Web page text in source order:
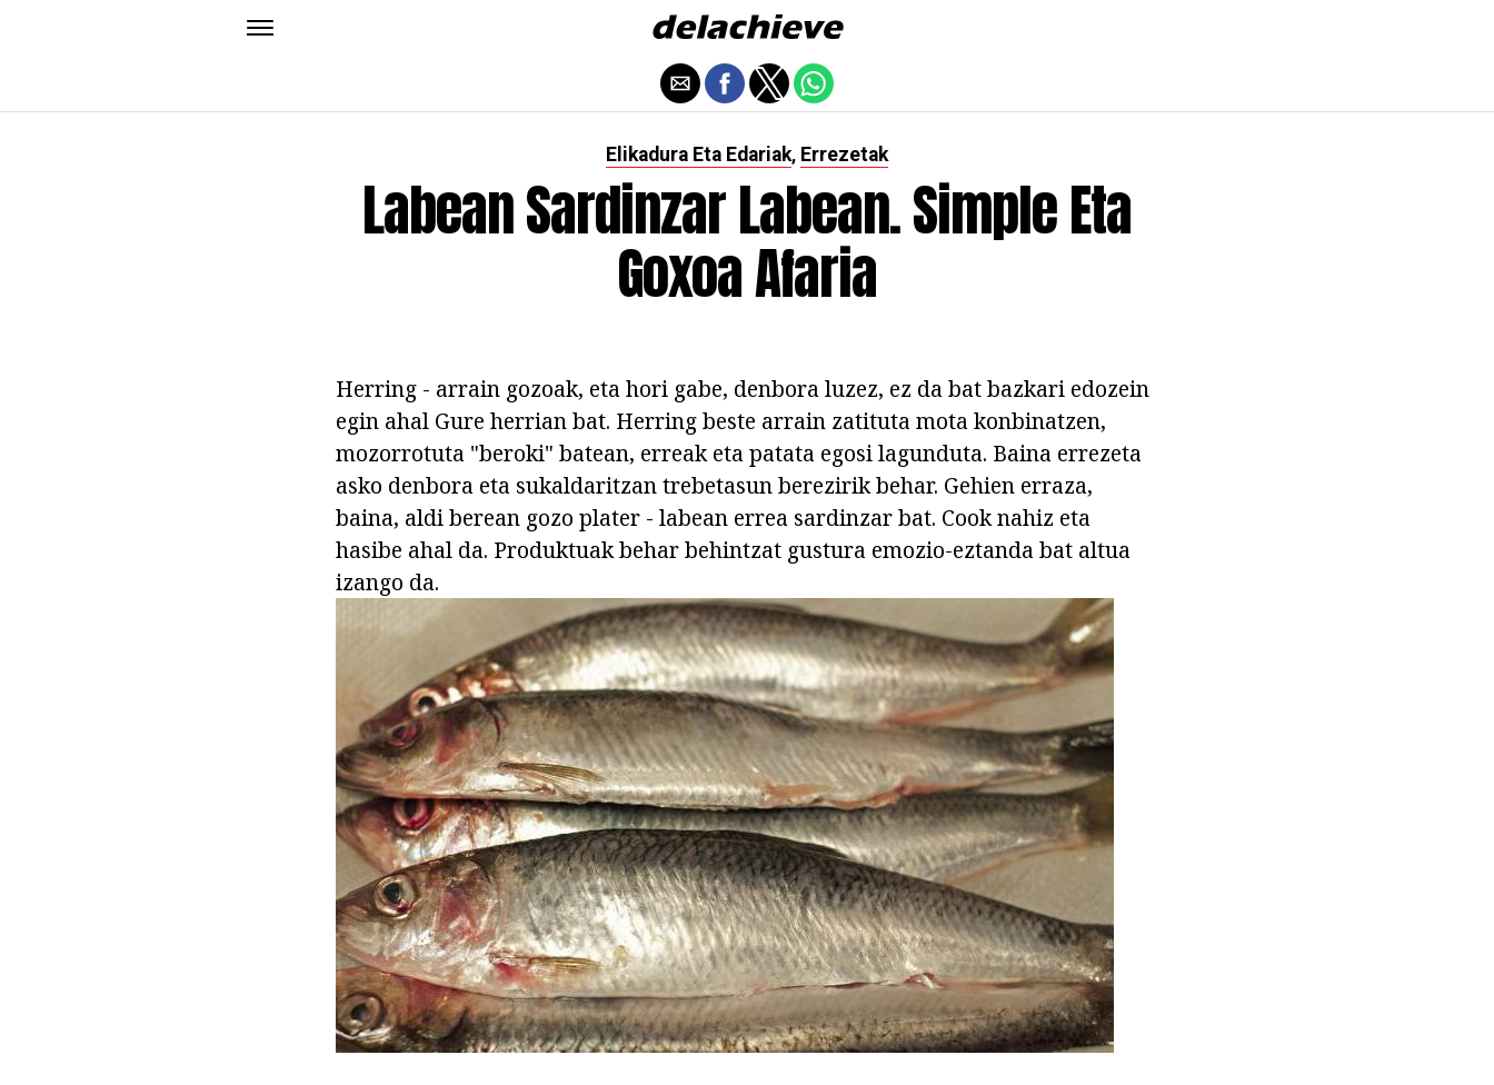
Elikadura Eta Edariak, Errezetak
Labean Sardinzar Labean. Simple Eta
Goxoa Afaria
Herring - arrain gozoak, eta hori gabe, denbora luzez, ez da bat bazkari edozein
egin ahal Gure herrian bat. Herring beste arrain zatituta mota konbinatzen,
mozorrotuta "beroki" batean, erreak eta patata egosi lagunduta. Baina errezeta
asko denbora eta sukaldaritzan trebetasun berezirik behar. Gehien erraza,
baina, aldi berean gozo plater - labean errea sardinzar bat. Cook nahiz eta
hasibe ahal da. Produktuak behar behintzat gustura emozio-eztanda bat altua
izango da.